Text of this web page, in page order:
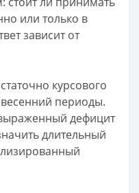
или только в
зависит от
курсового
периоды.
дефицит
длительный